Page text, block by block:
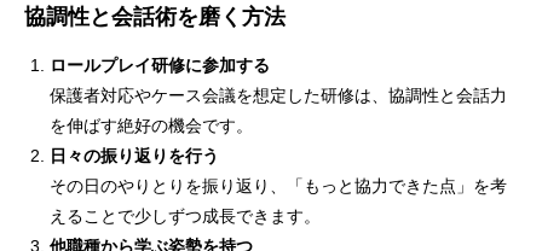
協調性と会話術を磨く方法
ロールプレイ研修に参加する
保護者対応やケース会議を想定した研修は、協調性と会話力
を伸ばす絶好の機会です。
日々の振り返りを行う
その日のやりとりを振り返り、「もっと協力できた点」を考
えることで少しずつ成長できます。
他職種から学ぶ姿勢を持つ